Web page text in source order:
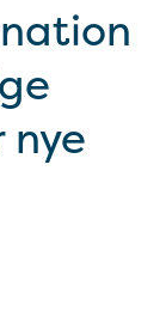
nye